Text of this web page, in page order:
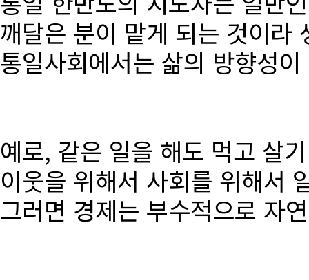
깨달은 분이 맡게 되는 것이라
통일사회에서는 삶의 방향성
예로, 같은 일을 해도 먹고 살
이웃을 위해서 사회를 위해서
그러면 경제는 부수적으로 자